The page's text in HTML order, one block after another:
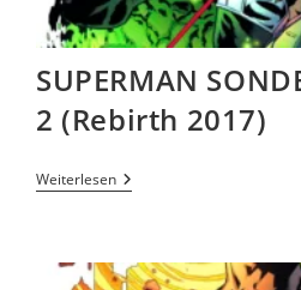
SUPERMAN
2 (Rebirth 2017)
Weiterlesen